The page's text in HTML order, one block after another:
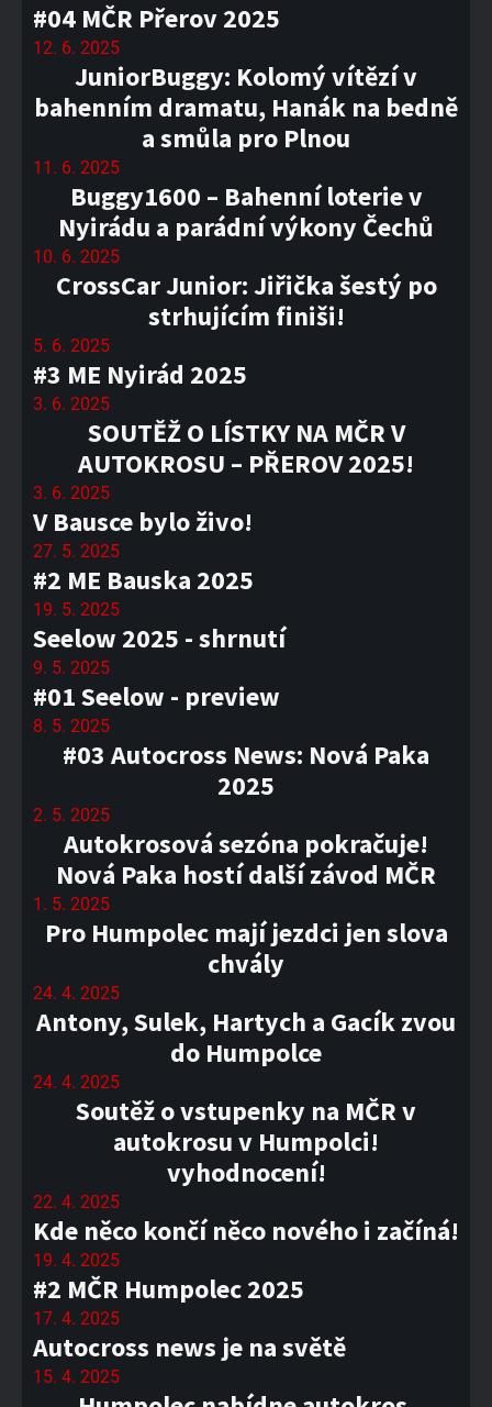
#04 MČR Přerov 2025
12. 6. 2025
JuniorBuggy: Kolomý vítězí v
bahenním dramatu, Hanák na bedně
a smůla pro Plnou
11. 6. 2025
Buggy1600 – Bahenní loterie v
Nyirádu a parádní výkony Čechů
10. 6. 2025
CrossCar Junior: Jiřička šestý po
strhujícím finiši!
5. 6. 2025
#3 ME Nyirád 2025
3. 6. 2025
SOUTĚŽ O LÍSTKY NA MČR V
AUTOKROSU – PŘEROV 2025!
3. 6. 2025
V Bausce bylo živo!
27. 5. 2025
#2 ME Bauska 2025
19. 5. 2025
Seelow 2025 - shrnutí
9. 5. 2025
#01 Seelow - preview
8. 5. 2025
#03 Autocross News: Nová Paka
2025
2. 5. 2025
Autokrosová sezóna pokračuje!
Nová Paka hostí další závod MČR
1. 5. 2025
Pro Humpolec mají jezdci jen slova
chvály
24. 4. 2025
Antony, Sulek, Hartych a Gacík zvou
do Humpolce
24. 4. 2025
Soutěž o vstupenky na MČR v
autokrosu v Humpolci!
vyhodnocení!
22. 4. 2025
Kde něco končí něco nového i začíná!
19. 4. 2025
#2 MČR Humpolec 2025
17. 4. 2025
Autocross news je na světě
15. 4. 2025